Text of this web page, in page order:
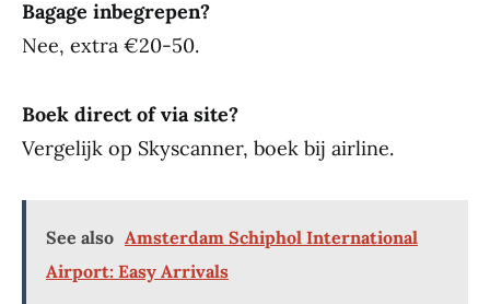
Bagage inbegrepen?
Nee, extra €20-50.
Boek direct of via site?
Vergelijk op Skyscanner, boek bij airline.
See also Amsterdam Schiphol International
Airport: Easy Arrivals